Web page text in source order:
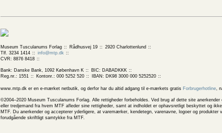
Museum Tusculanums Forlag Rådhusvej 19
2920 Charlottenlund
Tlf. 3234 1414
info@mtp.dk
CVR: 8876 8418
Bank: Danske Bank, 1092 København K
BIC: DABADKKK
Reg.nr.: 1551
Kontonr.: 000 5252 520 IBAN: DK98 3000 000 5252520
www.mtp.dk er en e-mærket netbutik, og derfor har du altid adgang til e-mærkets gratis Forbrugerhotline,
©2004–2020 Museum Tusculanums Forlag. Alle rettigheder forbeholdes. Ved brug af dette site
eller tredjemand fra hvem MTF afleder sine rettigheder, samt at indholdet er ophavsretligt beskyttet og
MTF. Du anerkender og accepterer yderligere, at varemærker, kendetegn, varenavne, logoer og
forudgående skriftligt samtykke fra MTF.